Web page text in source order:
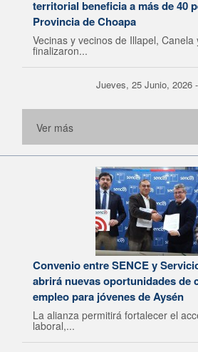
territorial beneficia a más de 40
Provincia de Choapa
Vecinas y vecinos de Illapel, Canela
finalizaron...
Jueves, 25 Junio, 2026
Ver más
Convenio entre SENCE y
abrirá nuevas oportunidades de
empleo para jóvenes de Aysén
La alianza permitirá fortalecer el
laboral,...